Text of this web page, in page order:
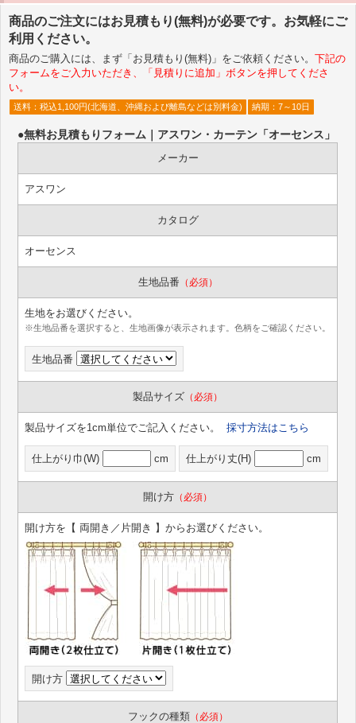
商品のご注文にはお見積もり(無料)が必要です。お気軽にご
利用ください。
商品のご購入には、まず「お見積もり(無料)」をご依頼ください。 下記の
フォームをご入力いただき、「見積りに追加」ボタンを押してくださ
い。
送料：税込1,100円(北海道、沖縄および離島などは別料金) 納期：7～10日
●無料お見積もりフォーム｜アスワン・カーテン「オーセンス」
メーカー
アスワン
カタログ
オーセンス
生地品番 （必須）
生地をお選びください。
※生地品番を選択すると、生地画像が表示されます。色柄をご確認ください。
生地品番
製品サイズ （必須）
製品サイズを1cm単位でご記入ください。採寸方法はこちら
仕上がり巾(W) cm 仕上がり丈(H) cm
開け方 （必須）
開け方を【 両開き／片開き 】からお選びください。
開け方
フックの種類（必須）